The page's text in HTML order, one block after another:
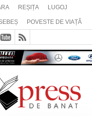
REȘIȚA LUGOJ
POVESTE DE VIAȚĂ